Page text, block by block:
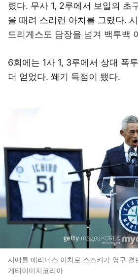
렸다. 무사 1, 2루에서 보일의 초
을 때려 스리런 아치를 그렸다.
드리게스도 담장을 넘겨 백투백
6회에는 1사 1, 3루에서 상대 폭
더 얻었다. 쐐기 득점이 됐다.
시애틀 매리너스 이치로 스즈키가 영구 결
게티이미지코리아